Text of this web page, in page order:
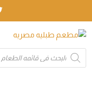
Products
search